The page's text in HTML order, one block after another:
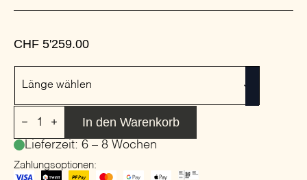
CHF 5'259.00
Länge
Länge wählen
Esstisch
aus
Edelstahl
|
TRIBÙ
In den Warenkorb
Lieferzeit: 6 – 8 Wochen
Zahlungsoptionen: